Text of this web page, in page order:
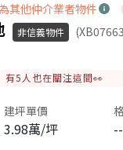
其他仲介業者物件
非信義物件
有5 人也在關注這間👀
建坪單價
3.98萬/坪 --